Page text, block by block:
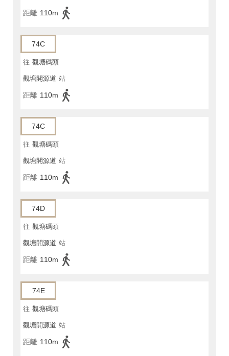
距離 110m
74C
往 觀塘碼頭
觀塘開源道 站
距離 110m
74C
往 觀塘碼頭
觀塘開源道 站
距離 110m
74D
往 觀塘碼頭
觀塘開源道 站
距離 110m
74E
往 觀塘碼頭
觀塘開源道 站
距離 110m